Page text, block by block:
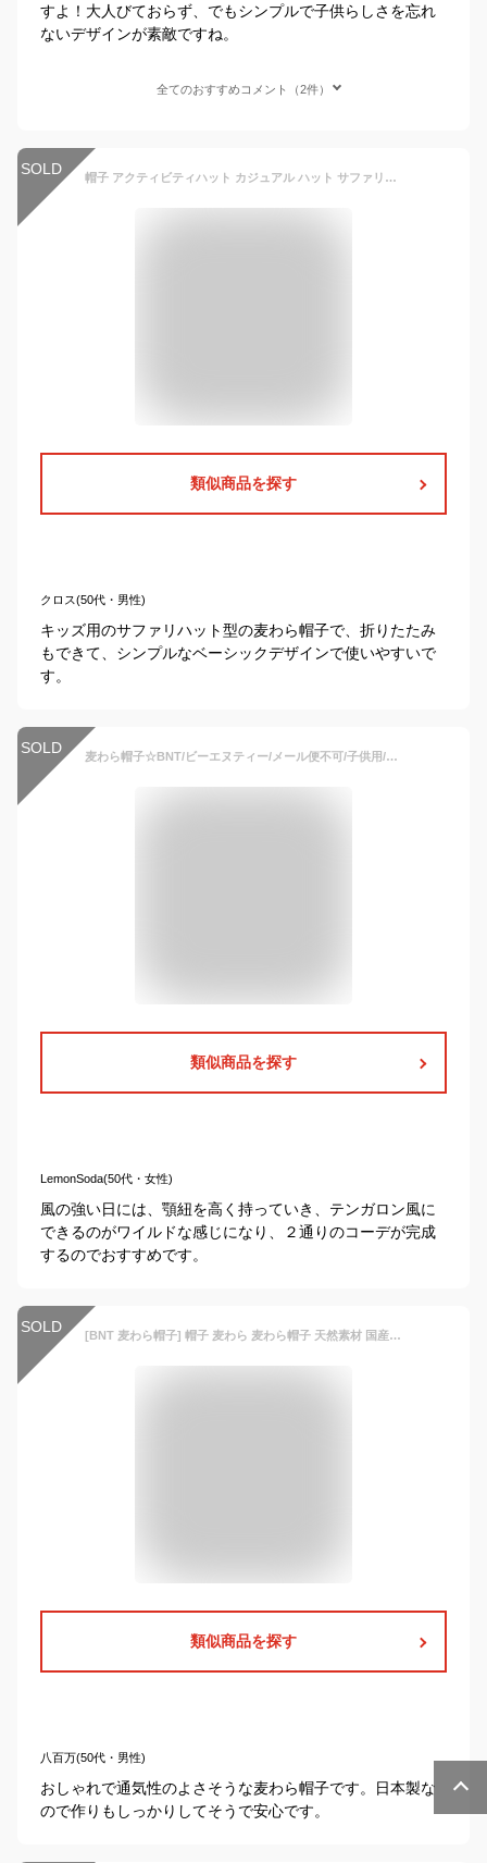
すよ！大人びておらず、でもシンプルで子供らしさを忘れ
ないデザインが素敵ですね。
全てのおすすめコメント（2件）
SOLD 帽子 アクティビティハット カジュアル ハット サファリハット キッズ Timsa 子供用 家族 お揃い おそろい 親子 ペアルック ペア フェス ハット 折りたたみ 登山 アウトドア 海日よけ 日除け UVカット 春夏秋 メンズ レディース 女の子 男の子 ママ パパ (48-54cm, 子供用 コーヒー)
類似商品を探す
クロス(50代・男性)
キッズ用のサファリハット型の麦わら帽子で、折りたたみ
もできて、シンプルなベーシックデザインで使いやすいで
す。
SOLD 麦わら帽子☆BNT/ビーエヌティー/メール便不可/子供用/キッズ/ベビー
類似商品を探す
LemonSoda(50代・女性)
風の強い日には、顎紐を高く持っていき、テンガロン風に
できるのがワイルドな感じになり、２通りのコーデが完成
するのでおすすめです。
SOLD [BNT 麦わら帽子] 帽子 麦わら 麦わら帽子 天然素材 国産 日本製 ストローハット ベビー キッズ ジュニア 大人 お揃い 48 50 52 54 56 58 日よけ 熱中症 紫外線 涼しい 子供帽子 ハット 子ども帽子 キッズ 帽子 ぼうし 通園 通学 おでかけ 男の子 女の子 夏「メール便不可」
類似商品を探す
八百万(50代・男性)
おしゃれで通気性のよさそうな麦わら帽子です。日本製な
ので作りもしっかりしてそうで安心です。